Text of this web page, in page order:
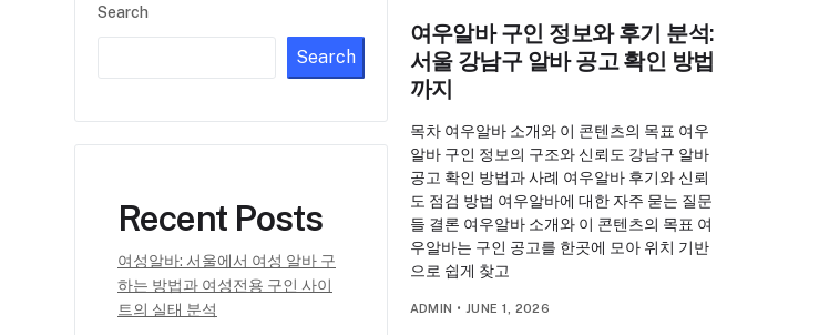
Search
Search
Recent Posts
여성알바: 서울에서 여성 알바 구
하는 방법과 여성전용 구인 사이
트의 실태 분석
여우알바 구인 정보와 후기 분석:
서울 강남구 알바 공고 확인 방법
까지
목차 여우알바 소개와 이 콘텐츠의 목표 여우
알바 구인 정보의 구조와 신뢰도 강남구 알바
공고 확인 방법과 사례 여우알바 후기와 신뢰
도 점검 방법 여우알바에 대한 자주 묻는 질문
들 결론 여우알바 소개와 이 콘텐츠의 목표 여
우알바는 구인 공고를 한곳에 모아 위치 기반
으로 쉽게 찾고
ADMIN • JUNE 1, 2026